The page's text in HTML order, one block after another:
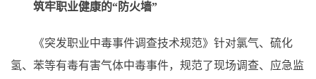
筑牢职业健康的“防火墙”
《突发职业中毒事件调查技术规范》针对氯气、硫化
氢、苯等有毒有害气体中毒事件，规范了现场调查、应急监